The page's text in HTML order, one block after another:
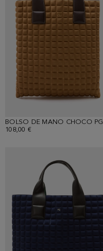
BOLSO DE MANO CHOCO PG
108,00 €